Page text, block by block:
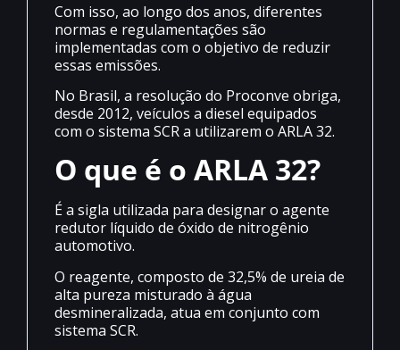
Com isso, ao longo dos anos, diferentes
normas e regulamentações são
implementadas com o objetivo de reduzir
essas emissões.
No Brasil, a resolução do Proconve obriga,
desde 2012, veículos a diesel equipados
com o sistema SCR a utilizarem o ARLA 32.
O que é o ARLA 32?
É a sigla utilizada para designar o agente
redutor líquido de óxido de nitrogênio
automotivo.
O reagente, composto de 32,5% de ureia de
alta pureza misturado à água
desmineralizada, atua em conjunto com
sistema SCR.